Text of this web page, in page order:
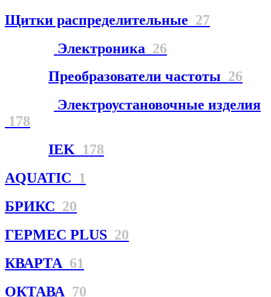
Щитки распределительные 27
Электроника 26
Преобразователи частоты 26
Электроустановочные изделия
178
IEK 178
AQUATIC 1
БРИКС 20
ГЕРМЕС PLUS 20
КВАРТА 61
ОКТАВА 70